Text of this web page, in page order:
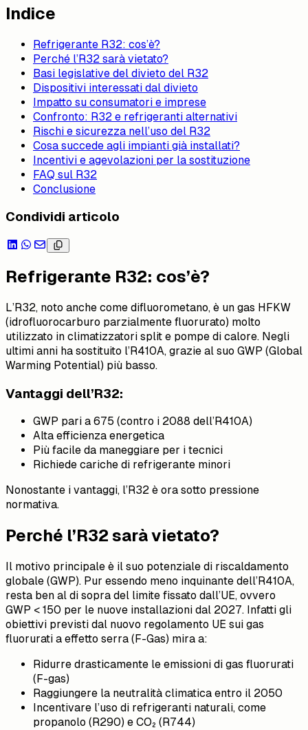
Indice
Refrigerante R32: cos’è?
Perché l’R32 sarà vietato?
Basi legislative del divieto del R32
Dispositivi interessati dal divieto
Impatto su consumatori e imprese
Confronto: R32 e refrigeranti alternativi
Rischi e sicurezza nell’uso del R32
Cosa succede agli impianti già installati?
Incentivi e agevolazioni per la sostituzione
FAQ sul R32
Conclusione
Condividi articolo
Refrigerante R32: cos’è?
L’R32, noto anche come difluorometano, è un gas HFKW
(idrofluorocarburo parzialmente fluorurato) molto
utilizzato in climatizzatori split e pompe di calore. Negli
ultimi anni ha sostituito l’R410A, grazie al suo GWP (Global
Warming Potential) più basso.
Vantaggi dell’R32:
GWP pari a 675 (contro i 2088 dell’R410A)
Alta efficienza energetica
Più facile da maneggiare per i tecnici
Richiede cariche di refrigerante minori
Nonostante i vantaggi, l’R32 è ora sotto pressione
normativa.
Perché l’R32 sarà vietato?
Il motivo principale è il suo potenziale di riscaldamento
globale (GWP). Pur essendo meno inquinante dell’R410A,
resta ben al di sopra del limite fissato dall’UE, ovvero
GWP < 150 per le nuove installazioni dal 2027. Infatti gli
obiettivi previsti dal nuovo regolamento UE sui gas
fluorurati a effetto serra (F-Gas) mira a:
Ridurre drasticamente le emissioni di gas fluorurati
(F-gas)
Raggiungere la neutralità climatica entro il 2050
Incentivare l’uso di refrigeranti naturali, come
propanolo (R290) e CO₂ (R744)